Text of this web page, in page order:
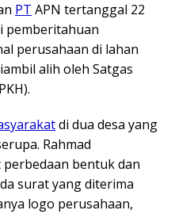
PT APN tertanggal 22
pemberitahuan
perusahaan di lahan
alih oleh Satgas
di dua desa yang
Rahmad
bentuk dan
surat yang diterima
logo perusahaan,